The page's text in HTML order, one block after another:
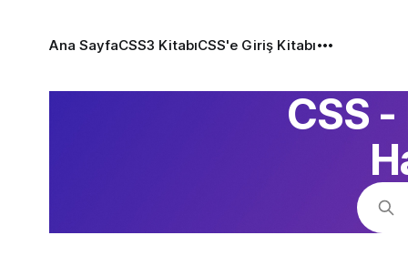
Ana SayfaCSS3 KitabıCSS'e Giriş Kitabı
CSS